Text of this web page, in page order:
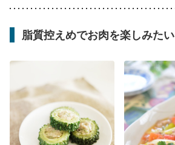
脂質控えめでお肉を楽しみたい